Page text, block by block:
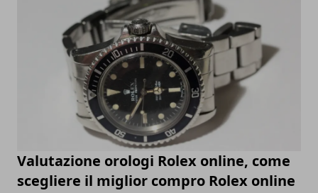
Valutazione orologi Rolex online, come
scegliere il miglior compro Rolex online